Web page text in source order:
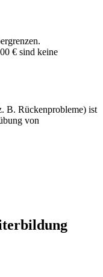
€ sind keine
B. Rückenprobleme) ist
von